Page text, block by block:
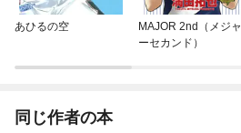
あひるの空
MAJOR 2nd（メジャ
ーセカンド）
同じ作者の本